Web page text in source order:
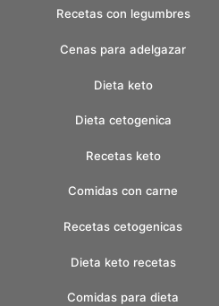
Recetas con legumbres
Cenas para adelgazar
Dieta keto
Dieta cetogenica
Recetas keto
Comidas con carne
Recetas cetogenicas
Dieta keto recetas
Comidas para dieta